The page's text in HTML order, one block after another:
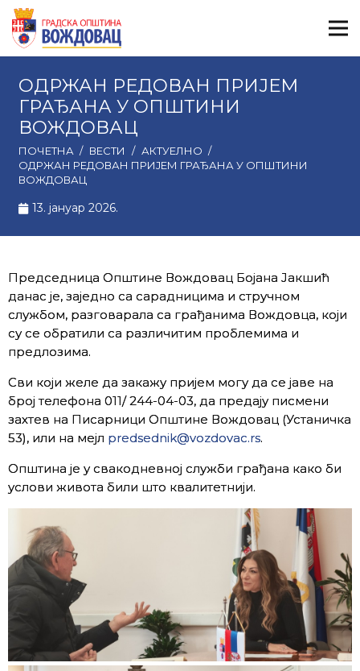
ОДРЖАН РЕДОВАН ПРИЈЕМ
ГРАЂАНА У ОПШТИНИ
ВОЖДОВАЦ
ПОЧЕТНА / ВЕСТИ / АКТУЕЛНО /
ОДРЖАН РЕДОВАН ПРИЈЕМ ГРАЂАНА У ОПШТИНИ
ВОЖДОВАЦ
13. јануар 2026.
Председница Општине Вождовац Бојана Јакшић
данас је, заједно са сарадницима и стручном
службом, разговарала са грађанима Вождовца, који
су се обратили са различитим проблемима и
предлозима.
Сви који желе да закажу пријем могу да се јаве на
број телефона 011/ 244-04-03, да предају писмени
захтев на Писарници Општине Вождовац (Устаничка
53), или на мејл predsednik@vozdovac.rs.
Општина је у свакодневној служби грађана како би
услови живота били што квалитетнији.